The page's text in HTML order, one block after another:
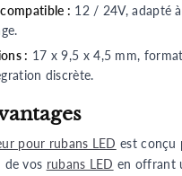
: 12 / 24V, adapté
: 17 x 9,5 x 4,5 mm,
discrète.
pour rubans LED est conçu
de vos rubans LED en offrant